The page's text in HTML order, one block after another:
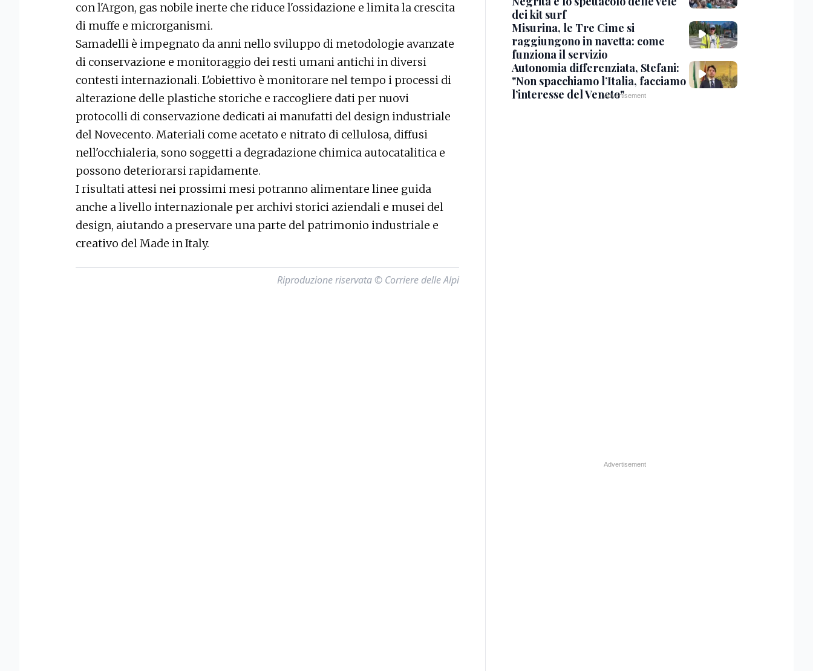
con l'Argon, gas nobile inerte che riduce l'ossidazione e limita la crescita
di muffe e microrganismi.
Samadelli è impegnato da anni nello sviluppo di metodologie avanzate
di conservazione e monitoraggio dei resti umani antichi in diversi
contesti internazionali. L'obiettivo è monitorare nel tempo i processi di
alterazione delle plastiche storiche e raccogliere dati per nuovi
protocolli di conservazione dedicati ai manufatti del design industriale
del Novecento. Materiali come acetato e nitrato di cellulosa, diffusi
nell'occhialeria, sono soggetti a degradazione chimica autocatalitica e
possono deteriorarsi rapidamente.
I risultati attesi nei prossimi mesi potranno alimentare linee guida
anche a livello internazionale per archivi storici aziendali e musei del
design, aiutando a preservare una parte del patrimonio industriale e
creativo del Made in Italy.
Riproduzione riservata © Corriere delle Alpi
dei kit surf
Misurina, le Tre Cime si
raggiungono in navetta: come
funziona il servizio
Autonomia differenziata, Stefani:
"Non spacchiamo l’Italia, facciamo
l’interesse del Veneto"